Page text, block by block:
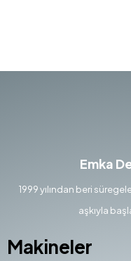
Emka
1999 yılından beri
aşkıyla
Makineler